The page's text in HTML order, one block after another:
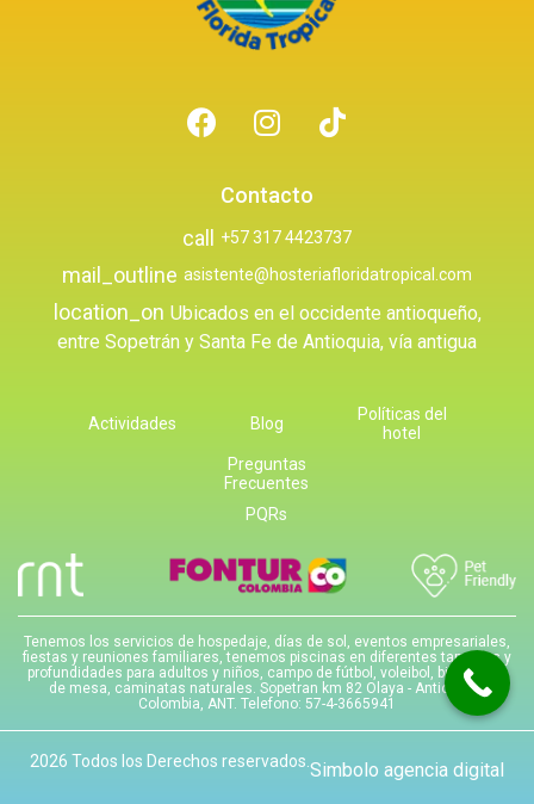
Contacto
call
+57 317 4423737
mail_outline asistente@hosteriafloridatropical.com
location_on Ubicados en el occidente antioqueño,
entre Sopetrán y Santa Fe de Antioquia, vía antigua
Actividades Blog
Políticas del
hotel
Preguntas
Frecuentes
PQRs
Tenemos los servicios de hospedaje, días de sol, eventos empresariales,
fiestas y reuniones familiares, tenemos piscinas en diferentes tamaños y
profundidades para adultos y niños, campo de fútbol, voleibol, billar, tenis
de mesa, caminatas naturales. Sopetran km 82 Olaya - Antioquia -
Colombia, ANT. Telefono: 57-4-3665941
2026 Todos los Derechos reservados. Simbolo agencia digital